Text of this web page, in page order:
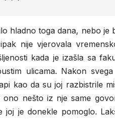
hladno toga dana, nebo je
nije vjerovala
kada je izašla sa
ulicama. Nakon
kao da su joj razbistrile
ono nešto iz nje same
joj je donekle pomoglo.